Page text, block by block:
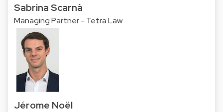
Sabrina Scarnà
Managing Partner - Tetra Law
Jérome Noël